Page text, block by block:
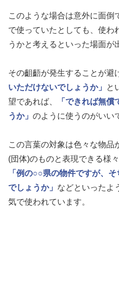
このような場合は意外に面倒
で使っていたとしても、使わ
うかと考えるといった場面が
その齟齬が発生することが避
いただけないでしょうか」
と
望であれば、
「できれば無
うか」 のように使うのがいい
この言葉の対象は色々な物品
(団体)のものと表現できる様
「例の○○県の物件ですが、
でしょうか」 などといったよ
気で使われています。